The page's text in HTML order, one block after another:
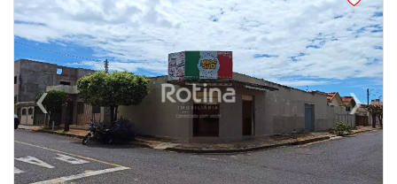
‹Previous ›Next